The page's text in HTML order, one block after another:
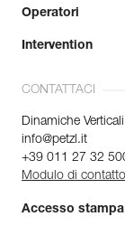
Operatori
Intervention
CONTATTACI
Dinamiche Verticali
info@petzl.it
+39 011 27 32
Modulo di contatto
Accesso stampa